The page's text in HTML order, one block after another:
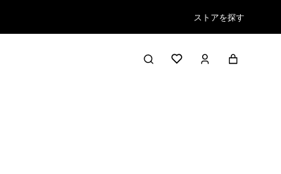
ストアを探す